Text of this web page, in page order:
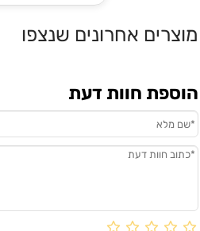
מוצרים אחרונים שנצפו
הוספת חוות דעת